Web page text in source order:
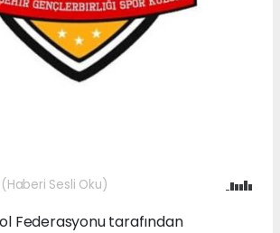
(Haberi Sesli Oku)
Federasyonu tarafından